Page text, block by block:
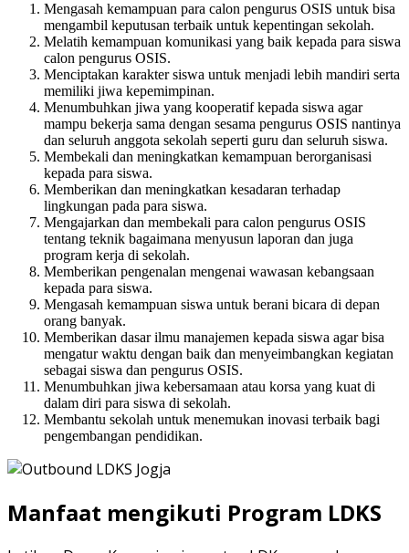
Mengasah kemampuan para calon pengurus OSIS untuk bisa
mengambil keputusan terbaik untuk kepentingan sekolah.
Melatih kemampuan komunikasi yang baik kepada para siswa
calon pengurus OSIS.
Menciptakan karakter siswa untuk menjadi lebih mandiri serta
memiliki jiwa kepemimpinan.
Menumbuhkan jiwa yang kooperatif kepada siswa agar
mampu bekerja sama dengan sesama pengurus OSIS nantinya
dan seluruh anggota sekolah seperti guru dan seluruh siswa.
Membekali dan meningkatkan kemampuan berorganisasi
kepada para siswa.
Memberikan dan meningkatkan kesadaran terhadap
lingkungan pada para siswa.
Mengajarkan dan membekali para calon pengurus OSIS
tentang teknik bagaimana menyusun laporan dan juga
program kerja di sekolah.
Memberikan pengenalan mengenai wawasan kebangsaan
kepada para siswa.
Mengasah kemampuan siswa untuk berani bicara di depan
orang banyak.
Memberikan dasar ilmu manajemen kepada siswa agar bisa
mengatur waktu dengan baik dan menyeimbangkan kegiatan
sebagai siswa dan pengurus OSIS.
Menumbuhkan jiwa kebersamaan atau korsa yang kuat di
dalam diri para siswa di sekolah.
Membantu sekolah untuk menemukan inovasi terbaik bagi
pengembangan pendidikan.
Manfaat mengikuti Program LDKS